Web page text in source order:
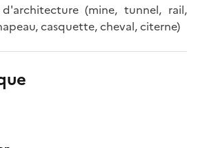
(mine, tunnel, rail,
casquette, cheval, citerne)